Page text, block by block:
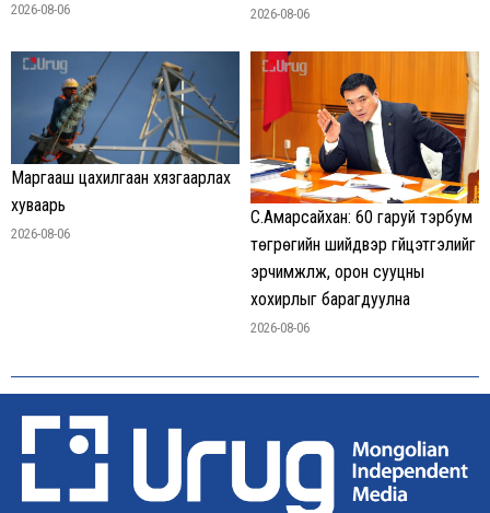
2026-08-06 2026-08-06
Маргааш цахилгаан хязгаарлах
хуваарь
2026-08-06
С.Амарсайхан: 60 гаруй тэрбум
төгрөгийн шийдвэр гүйцэтгэлийг
эрчимжүүлж, орон сууцны
хохирлыг барагдуулна
2026-08-06